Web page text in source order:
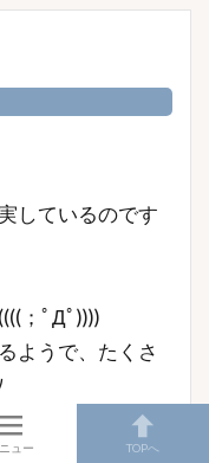
しているのです
；ﾟДﾟ))))
ようで、たくさ
してくれていま
ュー TOPへ